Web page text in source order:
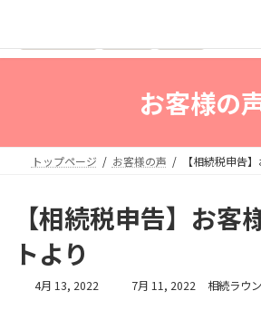
テ
ン
ゲ
ー
お客様の
トップページ お客様の声 【相続税申告
【相続税申告】お客
トより
4月 13, 2022
最
7月 11, 2022 相続ラウ